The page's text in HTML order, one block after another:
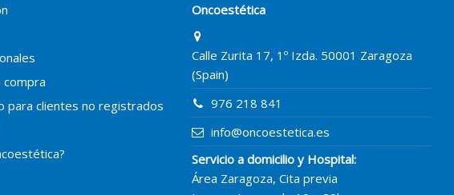
para clientes no registrados
Oncoestética
Calle Zurita 17, 1º Izda. 50001 Zaragoza
(Spain)
976 218 841
info@oncoestetica.es
Servicio a domicilio y Hospital:
Área Zaragoza, Cita previa